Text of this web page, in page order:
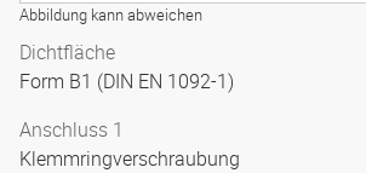
Abbildung kann abweichen
Dichtfläche
Form B1 (DIN EN 1092-1)
Anschluss 1
Klemmringverschraubung